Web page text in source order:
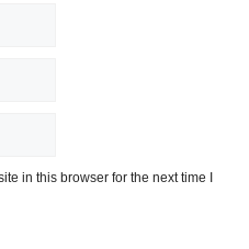
in this browser for the next time I